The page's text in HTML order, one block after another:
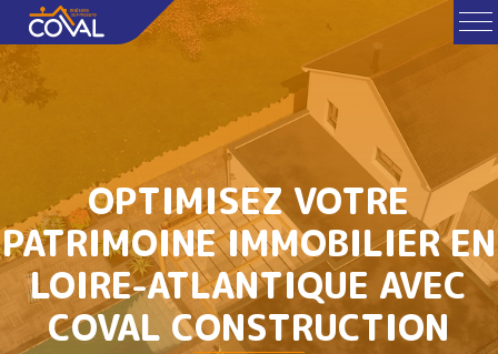
OPTIMISEZ VOTRE
PATRIMOINE IMMOBILIER EN
LOIRE-ATLANTIQUE AVEC
COVAL CONSTRUCTION